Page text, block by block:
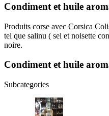
Condiment et huile
Produits corse avec Corsica
tel que salinu ( sel et noisette
noire.
Condiment et huile
Subcategories